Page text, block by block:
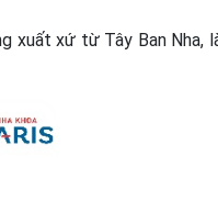
xuất xứ từ Tây Ban Nha,